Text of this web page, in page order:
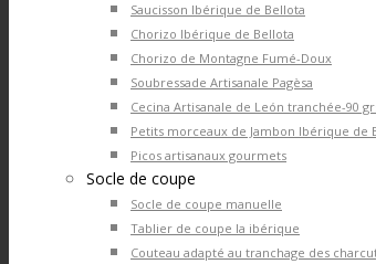
Saucisson Ibérique de Bellota
Chorizo Ibérique de Bellota
Chorizo de Montagne Fumé-Doux
Soubressade Artisanale Pagèsa
Cecina Artisanale de León tranchée-90
Petits morceaux de Jambon Ibérique de
Picos artisanaux gourmets
Socle de coupe
Socle de coupe manuelle
Tablier de coupe la ibérique
Couteau adapté au tranchage des